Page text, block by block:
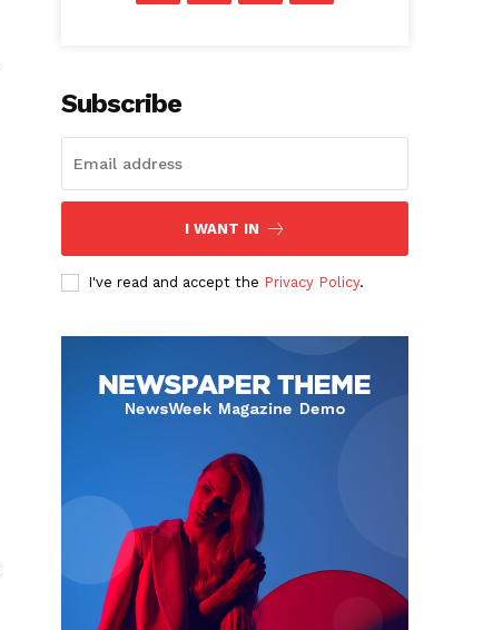
Subscribe
I WANT IN
I've read and accept the Privacy Policy.